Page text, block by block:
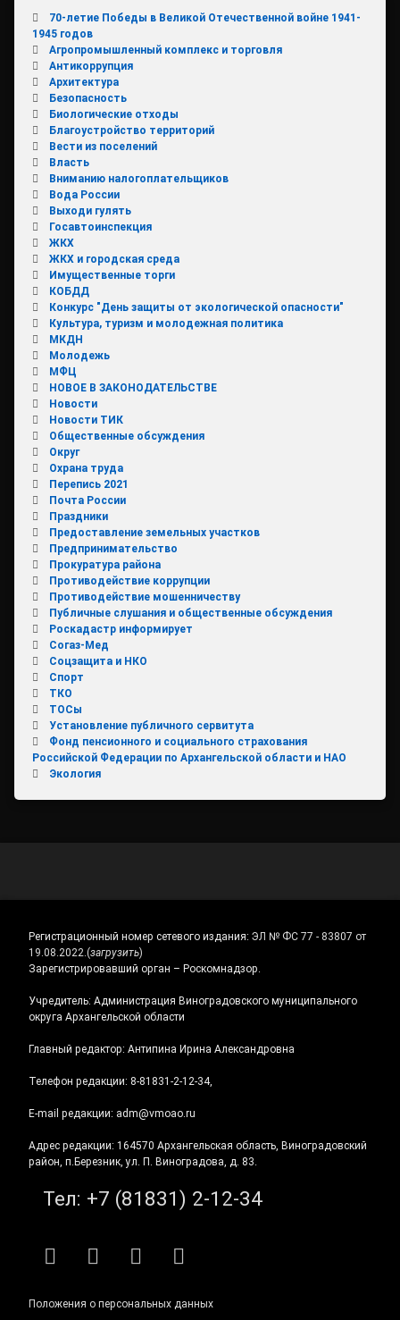
70-летие Победы в Великой Отечественной войне 1941-
1945 годов
Агропромышленный комплекс и торговля
Антикоррупция
Архитектура
Безопасность
Биологические отходы
Благоустройство территорий
Вести из поселений
Власть
Вниманию налогоплательщиков
Вода России
Выходи гулять
Госавтоинспекция
ЖКХ
ЖКХ и городская среда
Имущественные торги
КОБДД
Конкурс "День защиты от экологической опасности"
Культура, туризм и молодежная политика
МКДН
Молодежь
МФЦ
НОВОЕ В ЗАКОНОДАТЕЛЬСТВЕ
Новости
Новости ТИК
Общественные обсуждения
Округ
Охрана труда
Перепись 2021
Почта России
Праздники
Предоставление земельных участков
Предпринимательство
Прокуратура района
Противодействие коррупции
Противодействие мошенничеству
Публичные слушания и общественные обсуждения
Роскадастр информирует
Согаз-Мед
Соцзащита и НКО
Спорт
ТКО
ТОСы
Установление публичного сервитута
Фонд пенсионного и социального страхования
Российской Федерации по Архангельской области и НАО
Экология
Регистрационный номер сетевого издания: ЭЛ № ФС 77 - 83807 от
19.08.2022.(загрузить)
Зарегистрировавший орган – Роскомнадзор.
Учредитель: Администрация Виноградовского муниципального
округа Архангельской области
Главный редактор: Антипина Ирина Александровна
Телефон редакции: 8-81831-2-12-34,
E-mail редакции: adm@vmoao.ru
Адрес редакции: 164570 Архангельская область, Виноградовский
район, п.Березник, ул. П. Виноградова, д. 83.
Тел: +7 (81831) 2-12-34
RSS E-mailВКонтакте
Telegram
Положения о персональных данных